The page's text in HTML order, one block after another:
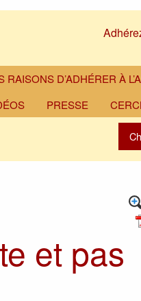
RAISONS D’ADHÉRER À
PRESSE
et pas